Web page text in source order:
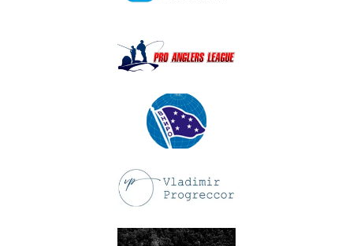
ПОДРОБНЕЕ
ПОДРОБНЕЕ
ПОДРОБНЕЕ